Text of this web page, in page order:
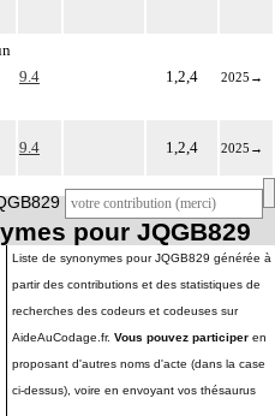
9.4 1,2,4 2025 →
9.4 1,2,4 2025 →
pour JQGB829
Liste de synonymes pour JQGB829 générée à
partir des contributions et des statistiques de
recherches des codeurs et codeuses sur
AideAuCodage.fr. Vous pouvez participer en
proposant d'autres noms d'acte (dans la case
ci-dessus), voire en envoyant vos thésaurus